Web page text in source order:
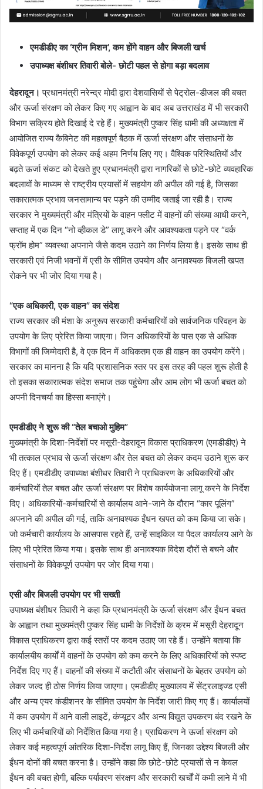
एमडीडीए का ‘ग्रीन मिशन’, कम होंगे वाहन और बिजली खर्च
उपाध्यक्ष बंशीधर तिवारी बोले- छोटी पहल से होगा बड़ा बदलाव
देहरादून। प्रधानमंत्री नरेन्द्र मोदी द्वारा देशवासियों से पेट्रोल-डीजल की बचत
और ऊर्जा संरक्षण को लेकर किए गए आह्वान के बाद अब उत्तराखंड में भी सरकारी
विभाग सक्रिय होते दिखाई दे रहे हैं। मुख्यमंत्री पुष्कर सिंह धामी की अध्यक्षता में
आयोजित राज्य कैबिनेट की महत्वपूर्ण बैठक में ऊर्जा संरक्षण और संसाधनों के
विवेकपूर्ण उपयोग को लेकर कई अहम निर्णय लिए गए। वैश्विक परिस्थितियों और
बढ़ते ऊर्जा संकट को देखते हुए प्रधानमंत्री द्वारा नागरिकों से छोटे-छोटे व्यवहारिक
बदलावों के माध्यम से राष्ट्रीय प्रयासों में सहयोग की अपील की गई है, जिसका
सकारात्मक प्रभाव जनसामान्य पर पड़ने की उम्मीद जताई जा रही है। राज्य
सरकार ने मुख्यमंत्री और मंत्रियों के वाहन फ्लीट में वाहनों की संख्या आधी करने,
सप्ताह में एक दिन “नो व्हीकल डे” लागू करने और आवश्यकता पड़ने पर “वर्क
फ्रॉम होम” व्यवस्था अपनाने जैसे कदम उठाने का निर्णय लिया है। इसके साथ ही
सरकारी एवं निजी भवनों में एसी के सीमित उपयोग और अनावश्यक बिजली खपत
रोकने पर भी जोर दिया गया है।
“एक अधिकारी, एक वाहन” का संदेश
राज्य सरकार की मंशा के अनुरूप सरकारी कर्मचारियों को सार्वजनिक परिवहन के
उपयोग के लिए प्रेरित किया जाएगा। जिन अधिकारियों के पास एक से अधिक
विभागों की जिम्मेदारी है, वे एक दिन में अधिकतम एक ही वाहन का उपयोग करेंगे।
सरकार का मानना है कि यदि प्रशासनिक स्तर पर इस तरह की पहल शुरू होती है
तो इसका सकारात्मक संदेश समाज तक पहुंचेगा और आम लोग भी ऊर्जा बचत को
अपनी दिनचर्या का हिस्सा बनाएंगे।
एमडीडीए ने शुरू की “तेल बचाओ मुहिम”
मुख्यमंत्री के दिशा-निर्देशों पर मसूरी-देहरादून विकास प्राधिकरण (एमडीडीए) ने
भी तत्काल प्रभाव से ऊर्जा संरक्षण और तेल बचत को लेकर कदम उठाने शुरू कर
दिए हैं। एमडीडीए उपाध्यक्ष बंशीधर तिवारी ने प्राधिकरण के अधिकारियों और
कर्मचारियों तेल बचत और ऊर्जा संरक्षण पर विशेष कार्ययोजना लागू करने के निर्देश
दिए। अधिकारियों-कर्मचारियों से कार्यालय आने-जाने के दौरान “कार पूलिंग”
अपनाने की अपील की गई, ताकि अनावश्यक ईंधन खपत को कम किया जा सके।
जो कर्मचारी कार्यालय के आसपास रहते हैं, उन्हें साइकिल या पैदल कार्यालय आने के
लिए भी प्रेरित किया गया। इसके साथ ही अनावश्यक विदेश दौरों से बचने और
संसाधनों के विवेकपूर्ण उपयोग पर जोर दिया गया।
एसी और बिजली उपयोग पर भी सख्ती
उपाध्यक्ष बंशीधर तिवारी ने कहा कि प्रधानमंत्री के ऊर्जा संरक्षण और ईंधन बचत
के आह्वान तथा मुख्यमंत्री पुष्कर सिंह धामी के निर्देशों के क्रम में मसूरी देहरादून
विकास प्राधिकरण द्वारा कई स्तरों पर कदम उठाए जा रहे हैं। उन्होंने बताया कि
कार्यालयीय कार्यों में वाहनों के उपयोग को कम करने के लिए अधिकारियों को स्पष्ट
निर्देश दिए गए हैं। वाहनों की संख्या में कटौती और संसाधनों के बेहतर उपयोग को
लेकर जल्द ही ठोस निर्णय लिया जाएगा। एमडीडीए मुख्यालय में सेंट्रलाइज्ड एसी
और अन्य एयर कंडीशनर के सीमित उपयोग के निर्देश जारी किए गए हैं। कार्यालयों
में कम उपयोग में आने वाली लाइटें, कंप्यूटर और अन्य विद्युत उपकरण बंद रखने के
लिए भी कर्मचारियों को निर्देशित किया गया है। प्राधिकरण ने ऊर्जा संरक्षण को
लेकर कई महत्वपूर्ण आंतरिक दिशा-निर्देश लागू किए हैं, जिनका उद्देश्य बिजली और
ईंधन दोनों की बचत करना है। उन्होंने कहा कि छोटे-छोटे प्रयासों से न केवल
ईंधन की बचत होगी, बल्कि पर्यावरण संरक्षण और सरकारी खर्चों में कमी लाने में भी